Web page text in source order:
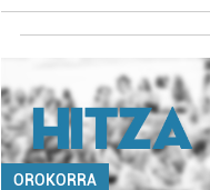
OROKORRA